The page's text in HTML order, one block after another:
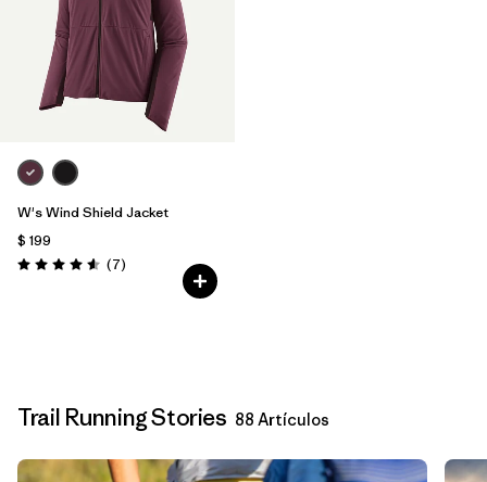
W's Wind Shield Jacket
$ 199
Valoración: 4.6 / 5
(7Comentarios
)
Trail Running Stories 88 Artículos